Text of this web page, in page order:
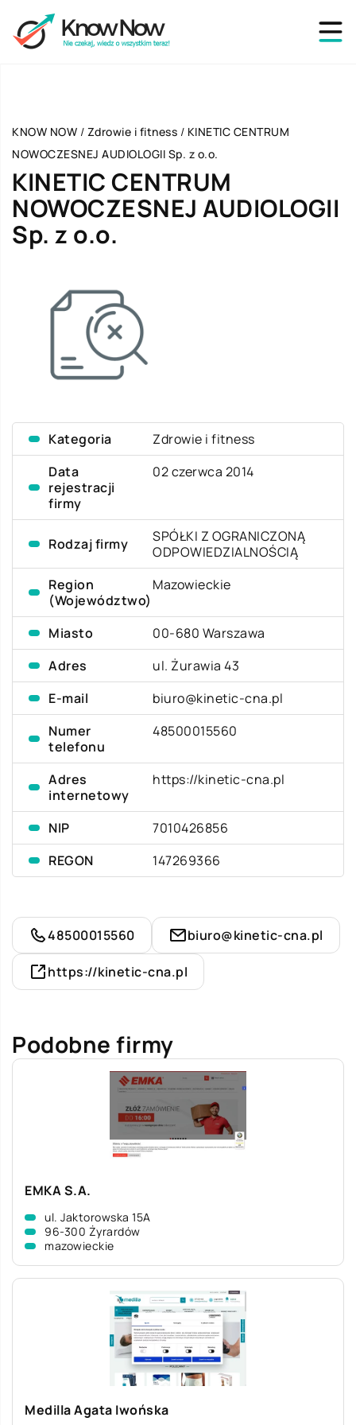
KNOW NOW / Zdrowie i fitness / KINETIC CENTRUM
NOWOCZESNEJ AUDIOLOGII Sp. z o.o.
KINETIC CENTRUM
NOWOCZESNEJ AUDIOLOGII
Sp. z o.o.
Kategoria
Zdrowie i fitness
Data
rejestracji
firmy
02 czerwca 2014
Rodzaj firmy
SPÓŁKI Z OGRANICZONĄ
ODPOWIEDZIALNOŚCIĄ
Region
(Województwo)
Mazowieckie
Miasto
00-680 Warszawa
Adres
ul. Żurawia 43
E-mail
biuro@kinetic-cna.pl
Numer
telefonu
48500015560
Adres
internetowy
https://kinetic-cna.pl
NIP
7010426856
REGON
147269366
48500015560 biuro@kinetic-cna.pl
https://kinetic-cna.pl
Podobne firmy
EMKA S.A.
ul. Jaktorowska 15A
96-300 Żyrardów
mazowieckie
Medilla Agata Iwońska